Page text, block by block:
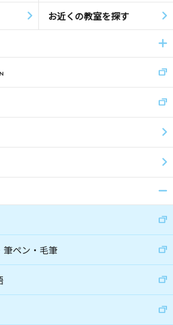
お近くの教室を探す
筆ペン・毛筆